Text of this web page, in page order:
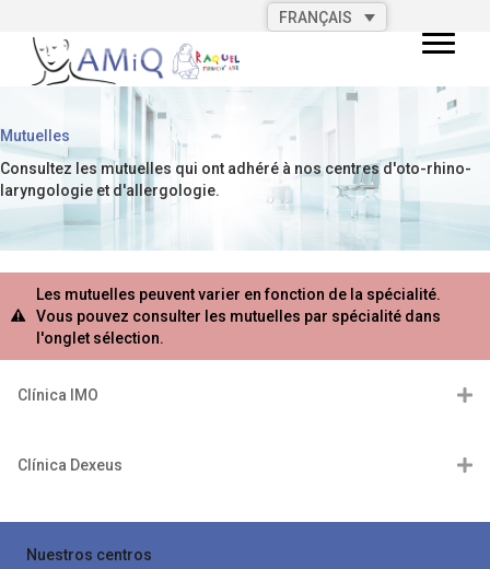
FRANÇAIS
Mutuelles
Consultez les mutuelles qui ont adhéré à nos centres d'oto-rhino-
laryngologie et d'allergologie.
Les mutuelles peuvent varier en fonction de la spécialité.
Vous pouvez consulter les mutuelles par spécialité dans
l'onglet sélection.
Clínica IMO
Clínica Dexeus
Nuestros centros